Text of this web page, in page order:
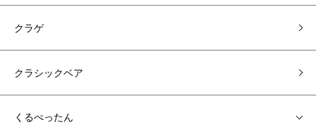
クラゲ
クラシックベア
くるぺったん